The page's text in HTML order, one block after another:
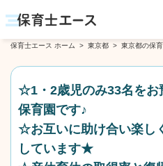
保育士エース ホーム > 東京都 > 東京都の保
☆1・2歳児のみ33名をお
保育園です♪
☆お互いに助け合い楽し
しています★